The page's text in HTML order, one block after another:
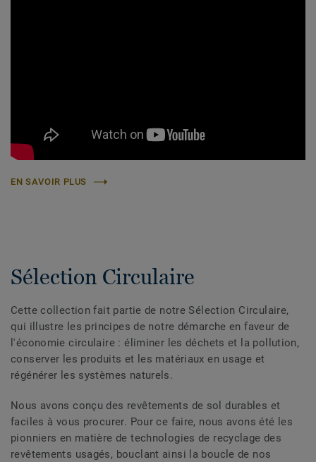
EN SAVOIR PLUS
Sélection Circulaire
Cette collection fait partie de notre Sélection Circulaire,
qui illustre les principes de notre démarche en faveur de
l'économie circulaire : éliminer les déchets et la pollution,
conserver les produits et les matériaux en usage et
régénérer les systèmes naturels.
Nous avons conçu des revêtements de sol durables et
faciles à vous procurer. Pour ce faire, nous avons été les
pionniers en matière de technologies de recyclage des
revêtements usagés, bouclant ainsi la boucle de nos